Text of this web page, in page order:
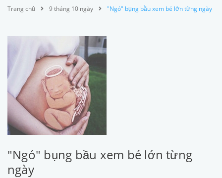
Trang chủ 9 tháng 10 ngày "Ngó" bụng bầu xem bé lớn từng ngày
"Ngó" bụng bầu xem bé lớn từng
ngày